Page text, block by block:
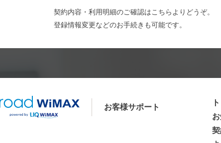
契約内容・利用明細のご確認はこちらよりどうぞ。
登録情報変更などのお手続きも可能です。
お客様サポート